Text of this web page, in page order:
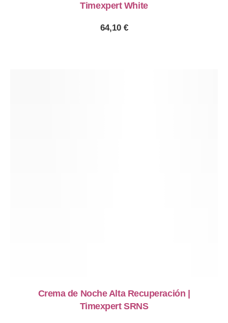
Timexpert White
64,10 €
Crema de Noche Alta Recuperación |
Timexpert SRNS